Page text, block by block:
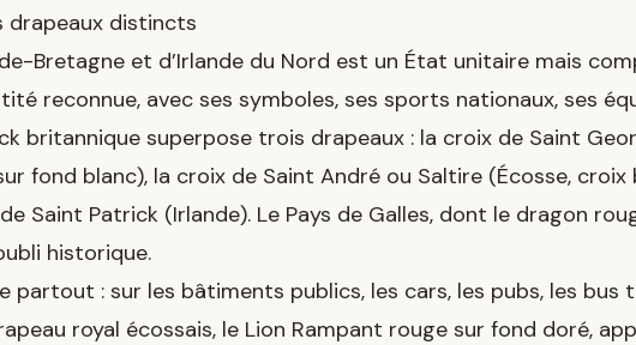
drapeaux distincts
Bretagne et d’Irlande du Nord est un État unitaire mais
reconnue, avec ses symboles, ses sports nationaux, ses
britannique superpose trois drapeaux : la croix de Saint
fond blanc), la croix de Saint André ou Saltire (Écosse, croix
Saint Patrick (Irlande). Le Pays de Galles, dont le dragon
historique.
partout : sur les bâtiments publics, les cars, les pubs, les bus
royal écossais, le Lion Rampant rouge sur fond doré,